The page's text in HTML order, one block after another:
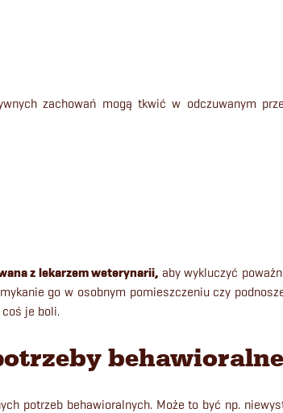
zachowań mogą tkwić w odczuwanym
z lekarzem weterynarii, aby wykluczyć
go w osobnym pomieszczeniu czy
je boli.
behawioralne
potrzeb behawioralnych. Może to być np.